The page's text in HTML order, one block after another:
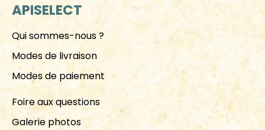
APISELECT
Qui sommes-nous ?
Modes de livraison
Modes de paiement
Foire aux questions
Galerie photos